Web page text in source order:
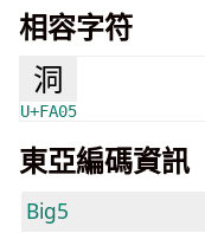
相容字符
洞
U+FA05
東亞編碼資訊
Big5